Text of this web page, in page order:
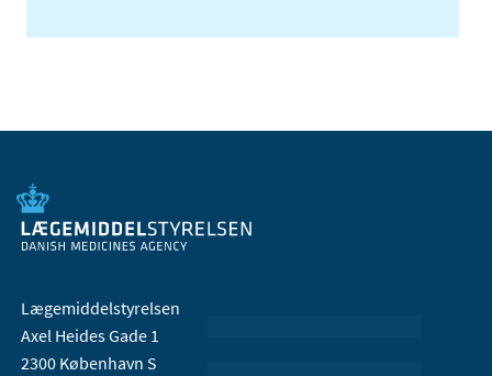
Lægemiddelstyrelsen
Axel Heides Gade 1
2300 København S